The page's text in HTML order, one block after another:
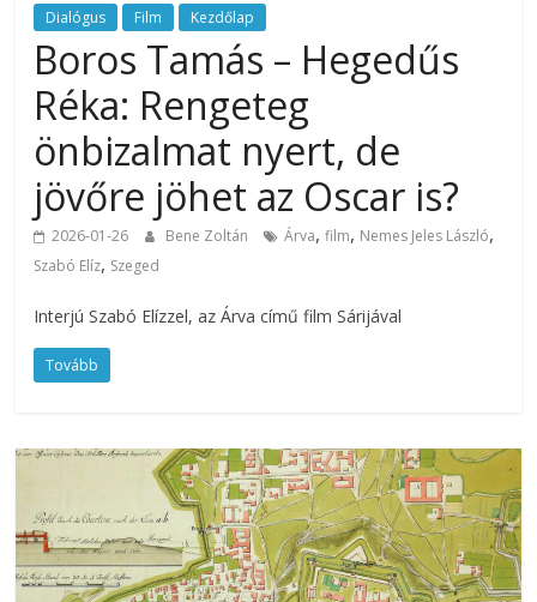
Dialógus Film Kezdőlap
Boros Tamás – Hegedűs
Réka: Rengeteg
önbizalmat nyert, de
jövőre jöhet az Oscar is?
2026-01-26 Bene Zoltán Árva,film, Nemes Jeles László,
Szabó Elíz, Szeged
Interjú Szabó Elízzel, az Árva című film Sárijával
Tovább